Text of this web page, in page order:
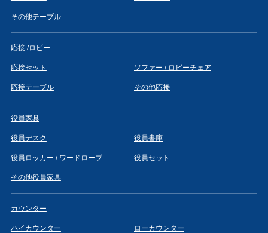
その他テーブル
応接 /ロビー
応接セット ソファー / ロビーチェア
応接テーブル その他応接
役員家具
役員デスク 役員書庫
役員ロッカー / ワードローブ 役員セット
その他役員家具
カウンター
ハイカウンター ローカウンター